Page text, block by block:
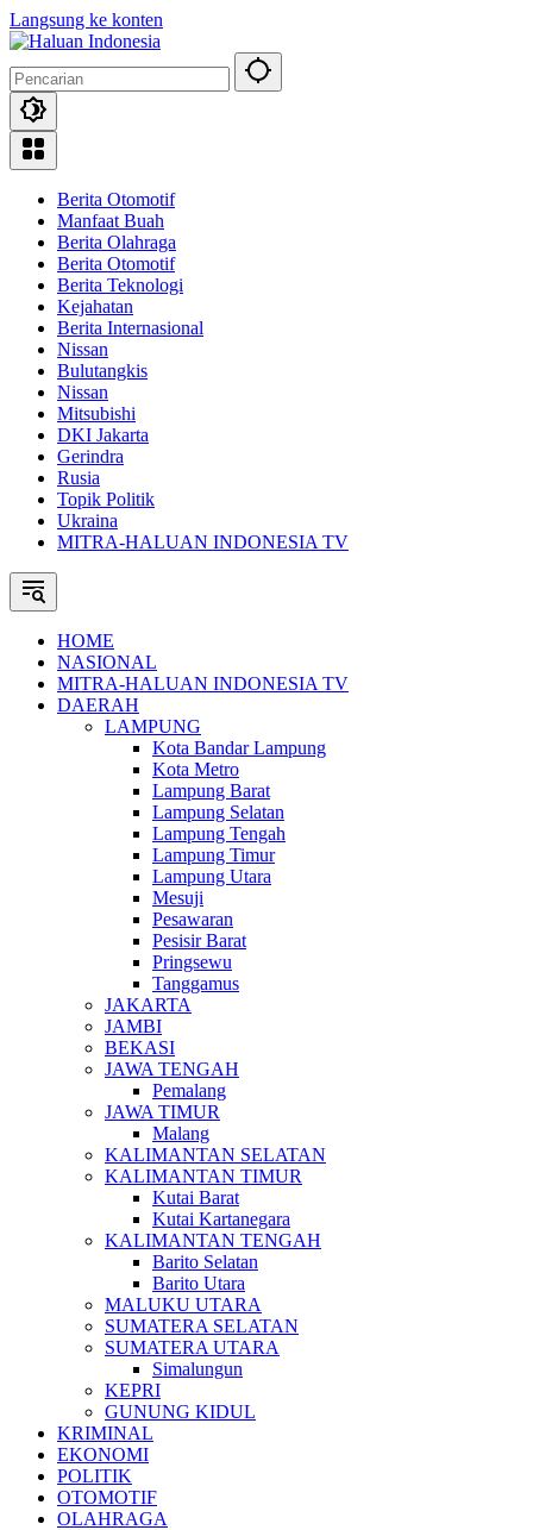
Langsung ke konten
Berita Otomotif
Manfaat Buah
Berita Olahraga
Berita Otomotif
Berita Teknologi
Kejahatan
Berita Internasional
Nissan
Bulutangkis
Nissan
Mitsubishi
DKI Jakarta
Gerindra
Rusia
Topik Politik
Ukraina
MITRA-HALUAN INDONESIA TV
HOME
NASIONAL
MITRA-HALUAN INDONESIA TV
DAERAH
LAMPUNG
Kota Bandar Lampung
Kota Metro
Lampung Barat
Lampung Selatan
Lampung Tengah
Lampung Timur
Lampung Utara
Mesuji
Pesawaran
Pesisir Barat
Pringsewu
Tanggamus
JAKARTA
JAMBI
BEKASI
JAWA TENGAH
Pemalang
JAWA TIMUR
Malang
KALIMANTAN SELATAN
KALIMANTAN TIMUR
Kutai Barat
Kutai Kartanegara
KALIMANTAN TENGAH
Barito Selatan
Barito Utara
MALUKU UTARA
SUMATERA SELATAN
SUMATERA UTARA
Simalungun
KEPRI
GUNUNG KIDUL
KRIMINAL
EKONOMI
POLITIK
OTOMOTIF
OLAHRAGA